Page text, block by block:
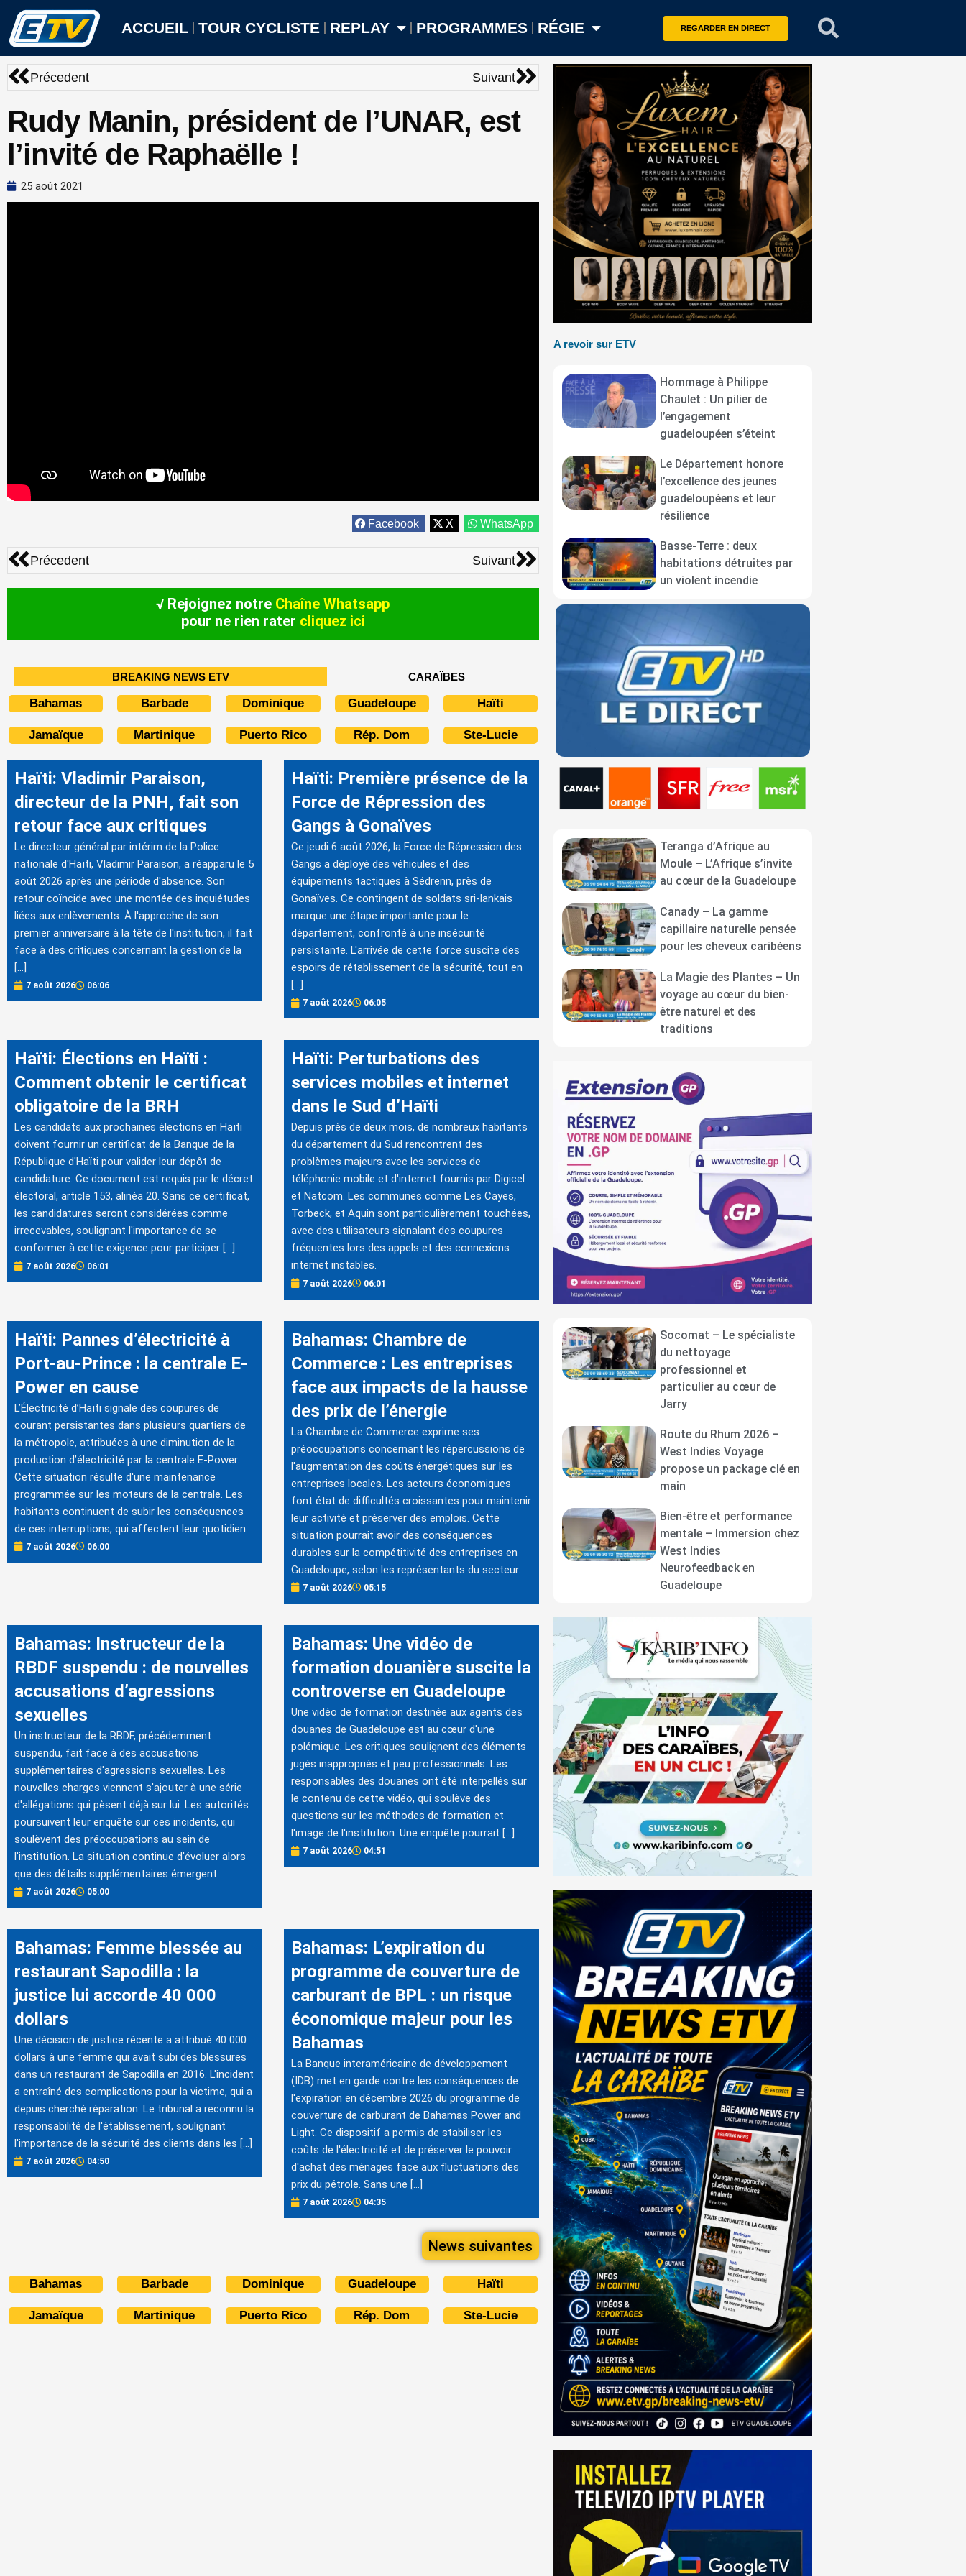
Aller
contenu
ACCUEIL TOUR CYCLISTE REPLAY PROGRAMMES RÉGIE REGARDER EN DIRECT
Précédent
Précedent SuivantSuivant
Rudy Manin, président de l’UNAR, est
l’invité de Raphaëlle !
25 août 2021
Facebook X WhatsApp
Précédent
Précedent SuivantSuivant
√ Rejoignez notre Chaîne Whatsapp
pour ne rien rater cliquez ici
BREAKING NEWS ETV CARAÏBES
Bahamas Barbade Dominique Guadeloupe Haïti
Jamaïque Martinique Puerto Rico Rép. Dom Ste-Lucie
Haïti: Vladimir Paraison,
directeur de la PNH, fait son
retour face aux critiques
Le directeur général par intérim de la Police
nationale d'Haïti, Vladimir Paraison, a réapparu le 5
août 2026 après une période d'absence. Son
retour coïncide avec une montée des inquiétudes
liées aux enlèvements. À l'approche de son
premier anniversaire à la tête de l'institution, il fait
face à des critiques concernant la gestion de la
[…]
7 août 2026 06:06
Haïti: Première présence de la
Force de Répression des
Gangs à Gonaïves
Ce jeudi 6 août 2026, la Force de Répression des
Gangs a déployé des véhicules et des
équipements tactiques à Sédrenn, près de
Gonaïves. Ce contingent de soldats sri-lankais
marque une étape importante pour le
département, confronté à une insécurité
persistante. L'arrivée de cette force suscite des
espoirs de rétablissement de la sécurité, tout en
[…]
7 août 2026 06:05
Haïti: Élections en Haïti :
Comment obtenir le certificat
obligatoire de la BRH
Les candidats aux prochaines élections en Haïti
doivent fournir un certificat de la Banque de la
République d'Haïti pour valider leur dépôt de
candidature. Ce document est requis par le décret
électoral, article 153, alinéa 20. Sans ce certificat,
les candidatures seront considérées comme
irrecevables, soulignant l'importance de se
conformer à cette exigence pour participer […]
7 août 2026 06:01
Haïti: Perturbations des
services mobiles et internet
dans le Sud d’Haïti
Depuis près de deux mois, de nombreux habitants
du département du Sud rencontrent des
problèmes majeurs avec les services de
téléphonie mobile et d'internet fournis par Digicel
et Natcom. Les communes comme Les Cayes,
Torbeck, et Aquin sont particulièrement touchées,
avec des utilisateurs signalant des coupures
fréquentes lors des appels et des connexions
internet instables.
7 août 2026 06:01
Haïti: Pannes d’électricité à
Port-au-Prince : la centrale E-
Power en cause
L’Électricité d’Haïti signale des coupures de
courant persistantes dans plusieurs quartiers de
la métropole, attribuées à une diminution de la
production d’électricité par la centrale E-Power.
Cette situation résulte d'une maintenance
programmée sur les moteurs de la centrale. Les
habitants continuent de subir les conséquences
de ces interruptions, qui affectent leur quotidien.
7 août 2026 06:00
Bahamas: Chambre de
Commerce : Les entreprises
face aux impacts de la hausse
des prix de l’énergie
La Chambre de Commerce exprime ses
préoccupations concernant les répercussions de
l'augmentation des coûts énergétiques sur les
entreprises locales. Les acteurs économiques
font état de difficultés croissantes pour maintenir
leur activité et préserver des emplois. Cette
situation pourrait avoir des conséquences
durables sur la compétitivité des entreprises en
Guadeloupe, selon les représentants du secteur.
7 août 2026 05:15
Bahamas: Instructeur de la
RBDF suspendu : de nouvelles
accusations d’agressions
sexuelles
Un instructeur de la RBDF, précédemment
suspendu, fait face à des accusations
supplémentaires d'agressions sexuelles. Les
nouvelles charges viennent s'ajouter à une série
d'allégations qui pèsent déjà sur lui. Les autorités
poursuivent leur enquête sur ces incidents, qui
soulèvent des préoccupations au sein de
l'institution. La situation continue d'évoluer alors
que des détails supplémentaires émergent.
7 août 2026 05:00
Bahamas: Une vidéo de
formation douanière suscite la
controverse en Guadeloupe
Une vidéo de formation destinée aux agents des
douanes de Guadeloupe est au cœur d'une
polémique. Les critiques soulignent des éléments
jugés inappropriés et peu professionnels. Les
responsables des douanes ont été interpellés sur
le contenu de cette vidéo, qui soulève des
questions sur les méthodes de formation et
l'image de l'institution. Une enquête pourrait […]
7 août 2026 04:51
Bahamas: Femme blessée au
restaurant Sapodilla : la
justice lui accorde 40 000
dollars
Une décision de justice récente a attribué 40 000
dollars à une femme qui avait subi des blessures
dans un restaurant de Sapodilla en 2016. L'incident
a entraîné des complications pour la victime, qui a
depuis cherché réparation. Le tribunal a reconnu la
responsabilité de l'établissement, soulignant
l'importance de la sécurité des clients dans les […]
7 août 2026 04:50
Bahamas: L’expiration du
programme de couverture de
carburant de BPL : un risque
économique majeur pour les
Bahamas
La Banque interaméricaine de développement
(IDB) met en garde contre les conséquences de
l'expiration en décembre 2026 du programme de
couverture de carburant de Bahamas Power and
Light. Ce dispositif a permis de stabiliser les
coûts de l'électricité et de préserver le pouvoir
d'achat des ménages face aux fluctuations des
prix du pétrole. Sans une […]
7 août 2026 04:35
News suivantes
Bahamas Barbade Dominique Guadeloupe Haïti
Jamaïque Martinique Puerto Rico Rép. Dom Ste-Lucie
A revoir sur ETV
Hommage à Philippe
Chaulet : Un pilier de
l’engagement
guadeloupéen s’éteint
Le Département honore
l’excellence des jeunes
guadeloupéens et leur
résilience
Basse-Terre : deux
habitations détruites par
un violent incendie
Teranga d’Afrique au
Moule – L’Afrique s’invite
au cœur de la Guadeloupe
Canady – La gamme
capillaire naturelle pensée
pour les cheveux caribéens
La Magie des Plantes – Un
voyage au cœur du bien-
être naturel et des
traditions
Socomat – Le spécialiste
du nettoyage
professionnel et
particulier au cœur de
Jarry
Route du Rhum 2026 –
West Indies Voyage
propose un package clé en
main
Bien-être et performance
mentale – Immersion chez
West Indies
Neurofeedback en
Guadeloupe